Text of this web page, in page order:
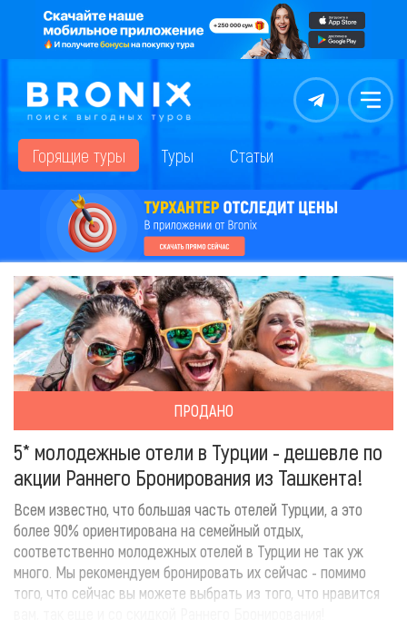
Контакты Меню
Горящие туры Туры Статьи
ПРОДАНО
5* молодежные отели в Турции - дешевле по
акции Раннего Бронирования из Ташкента!
Всем известно, что большая часть отелей Турции, а это
более 90% ориентирована на семейный отдых,
соответственно молодежных отелей в Турции не так уж
много. Мы рекомендуем бронировать их сейчас - помимо
того, что сейчас вы можете выбрать из того, что нравится